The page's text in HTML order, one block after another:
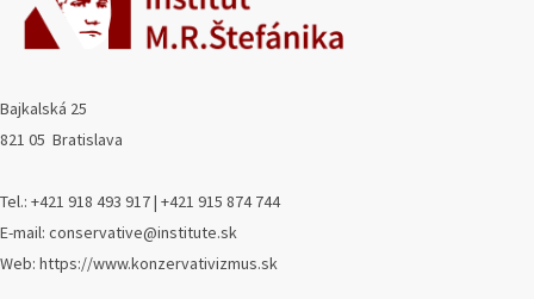
Bajkalská 25
821 05 Bratislava
Tel.: +421 918 493 917 | +421 915 874 744
E-mail: conservative@institute.sk
Web: https://www.konzervativizmus.sk